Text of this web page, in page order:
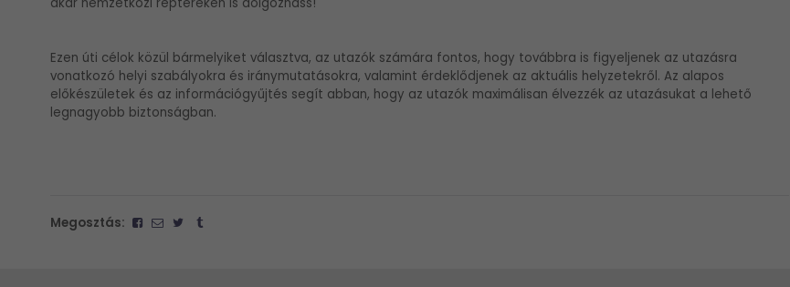
Ezen úti célok közül bármelyiket választva, az utazók számára fontos, hogy továbbra is figyeljenek az utazásra
vonatkozó helyi szabályokra és iránymutatásokra, valamint érdeklődjenek az aktuális helyzetekről. Az alapos
előkészületek és az információgyűjtés segít abban, hogy az utazók maximálisan élvezzék az utazásukat a lehető
legnagyobb biztonságban.
Megosztás: